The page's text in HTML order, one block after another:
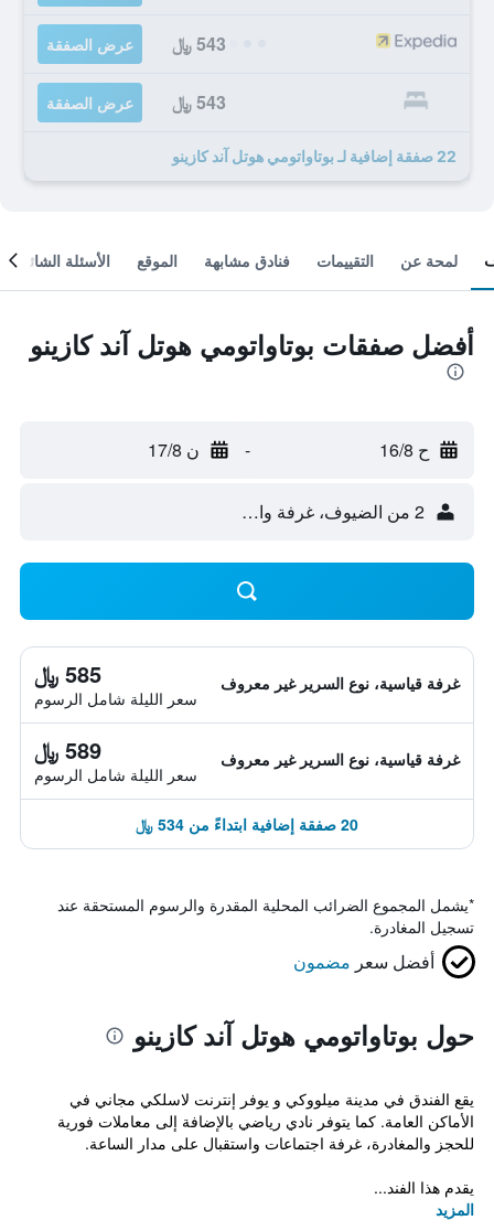
543 ﷼ عرض الصفقة
543 ﷼ عرض الصفقة
22 صفقة إضافية لـ بوتاواتومي هوتل آند كازينو
لمحة عن التقييمات فنادق مشابهة الموقع الأسئلة الشائعة
أفضل صفقات بوتاواتومي هوتل آند كازينو
ح 16/8 - ن 17/8
2 من الضيوف، غرفة واحدة
غرفة قياسية، نوع السرير غير معروف 585 ﷼
سعر الليلة شامل الرسوم
غرفة قياسية، نوع السرير غير معروف 589 ﷼
سعر الليلة شامل الرسوم
20 صفقة إضافية ابتداءً من 534 ﷼
*يشمل المجموع الضرائب المحلية المقدرة والرسوم المستحقة عند
تسجيل المغادرة.
أفضل سعر مضمون
حول بوتاواتومي هوتل آند كازينو
يقع الفندق في مدينة ميلووكي و يوفر إنترنت لاسلكي مجاني في
الأماكن العامة. كما يتوفر نادي رياضي بالإضافة إلى معاملات فورية
للحجز والمغادرة، غرفة اجتماعات واستقبال على مدار الساعة.
يقدم هذا الفند...
المزيد